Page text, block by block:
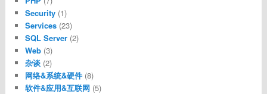
Security(1)
Services(23)
SQL Server(2)
Web(3)
杂谈(2)
网络&系统&硬件(8)
软件&应用&互联网(5)